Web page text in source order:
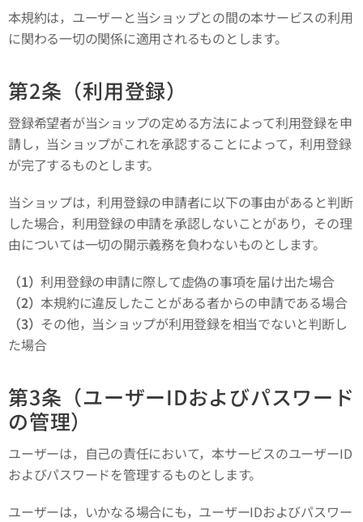
本規約は，ユーザーと当ショップとの間の本サービスの利用
に関わる一切の関係に適用されるものとします。
第2条（利用登録）
登録希望者が当ショップの定める方法によって利用登録を申
請し，当ショップがこれを承認することによって，利用登録
が完了するものとします。
当ショップは，利用登録の申請者に以下の事由があると判断
した場合，利用登録の申請を承認しないことがあり，その理
由については一切の開示義務を負わないものとします。
（1）利用登録の申請に際して虚偽の事項を届け出た場合
（2）本規約に違反したことがある者からの申請である場合
（3） その他，当ショップが利用登録を相当でないと判断し
た場合
第3条（ユーザーIDおよびパスワード
の管理）
ユーザーは，自己の責任において，本サービスのユーザーID
およびパスワードを管理するものとします。
ユーザーは，いかなる場合にも，ユーザーIDおよびパスワー